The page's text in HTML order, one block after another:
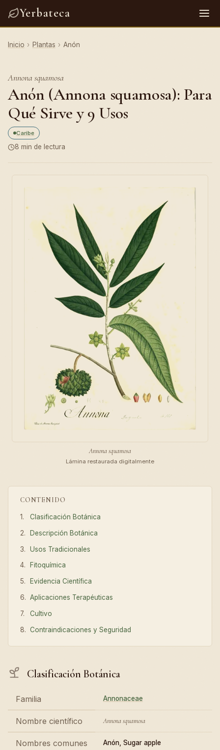
Yerbateca
Inicio › Plantas › Anón
Annona squamosa
Anón (Annona squamosa): Para
Qué Sirve y 9 Usos
Caribe
8 min de lectura
CONTENIDO
Clasificación Botánica
Descripción Botánica
Usos Tradicionales
Fitoquímica
Evidencia Científica
Aplicaciones Terapéuticas
Cultivo
Contraindicaciones y Seguridad
Clasificación Botánica
Familia Annonaceae
Nombre científico Annona squamosa
Nombres comunes Anón, Sugar apple
Annona squamosa
Lámina restaurada digitalmente